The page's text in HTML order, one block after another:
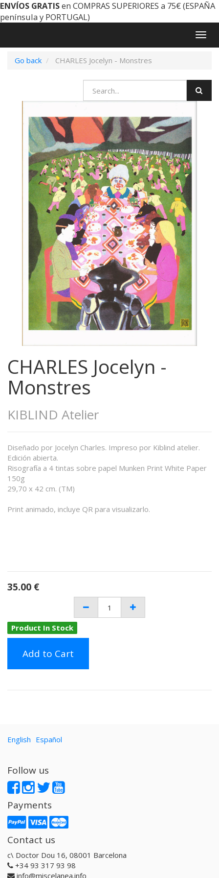
ENVÍOS GRATISen COMPRAS SUPERIORES a 75€ (ESPAÑA
península y PORTUGAL)
Go back
CHARLES Jocelyn - Monstres
CHARLES Jocelyn -
Monstres
KIBLIND Atelier
Diseñado por Jocelyn Charles. Impreso por Kiblind atelier.
Edición abierta.
Risografía a 4 tintas sobre papel Munken Print White Paper
150g
29,70 x 42 cm. (TM)
Print animado, incluye QR para visualizarlo.
35.00 €
Product In Stock
Add to Cart
English Español
Follow us
Payments
Contact us
c\ Doctor Dou 16, 08001 Barcelona
+34 93 317 93 98
info@miscelanea.info